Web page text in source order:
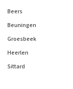
Beers
Beuningen
Groesbeek
Heerlen
Sittard